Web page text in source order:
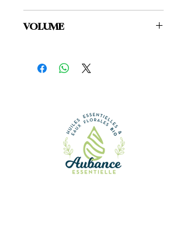
Ecocert FR-BIO-01
microbiologiquement par le
à la vapeur d'eau
Sommités fleuries
VOLUME